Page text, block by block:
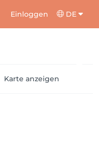
Einloggen DE
Karte anzeigen